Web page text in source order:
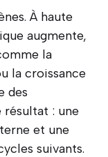
À haute
augmente,
la
la croissance
des
résultat : une
et une
suivants.